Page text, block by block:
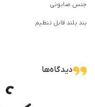
جنس صابونی
بند بلند قابل تنظیم
دیدگاه‌ها